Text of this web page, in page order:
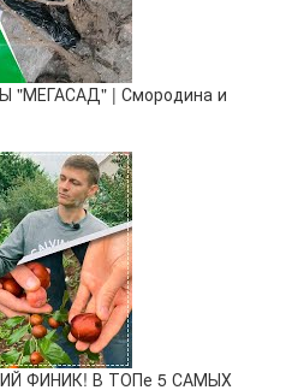
| Смородина и
ФИНИК! В ТОПе 5 САМЫХ